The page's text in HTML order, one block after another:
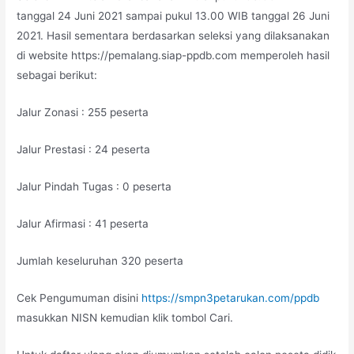
tanggal 24 Juni 2021 sampai pukul 13.00 WIB tanggal 26 Juni
2021. Hasil sementara berdasarkan seleksi yang dilaksanakan
di website https://pemalang.siap-ppdb.com memperoleh hasil
sebagai berikut:
Jalur Zonasi : 255 peserta
Jalur Prestasi : 24 peserta
Jalur Pindah Tugas : 0 peserta
Jalur Afirmasi : 41 peserta
Jumlah keseluruhan 320 peserta
Cek Pengumuman disini https://smpn3petarukan.com/ppdb
masukkan NISN kemudian klik tombol Cari.